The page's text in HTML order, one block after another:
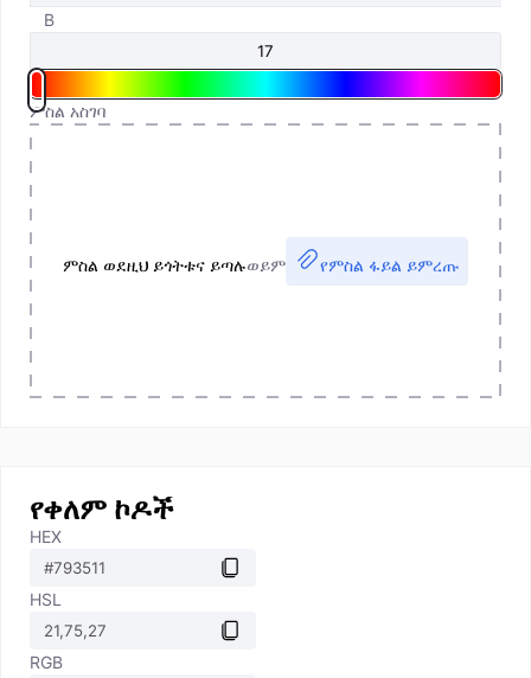
B
ምስል አስገባ
ምስል ወደዚህ ይጎትቱና ይጣሉወይም የምስል ፋይል ይምረጡ
የቀለም ኮዶች
HEX
HSL
RGB